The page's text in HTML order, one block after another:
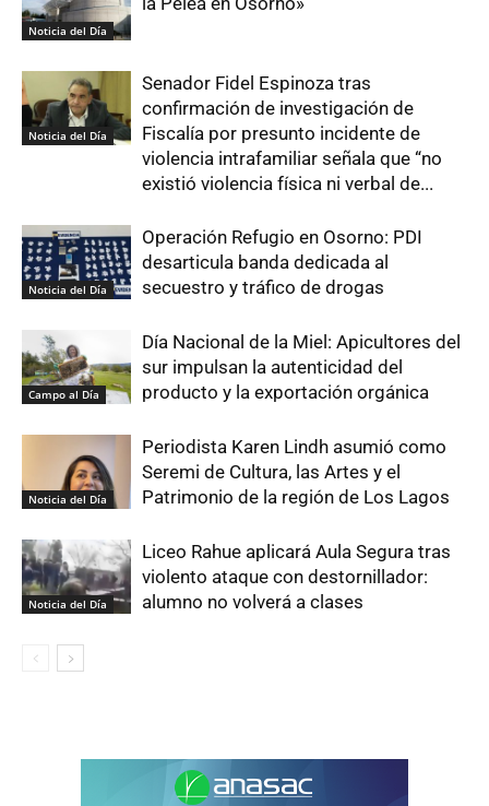
Noticia del Día
Noticia del Día
Senador Fidel Espinoza tras
confirmación de investigación de
Fiscalía por presunto incidente de
violencia intrafamiliar señala que “no
existió violencia física ni verbal de...
Noticia del Día
Operación Refugio en Osorno: PDI
desarticula banda dedicada al
secuestro y tráfico de drogas
Campo al Día
Día Nacional de la Miel: Apicultores del
sur impulsan la autenticidad del
producto y la exportación orgánica
Noticia del Día
Periodista Karen Lindh asumió como
Seremi de Cultura, las Artes y el
Patrimonio de la región de Los Lagos
Noticia del Día
Liceo Rahue aplicará Aula Segura tras
violento ataque con destornillador:
alumno no volverá a clases